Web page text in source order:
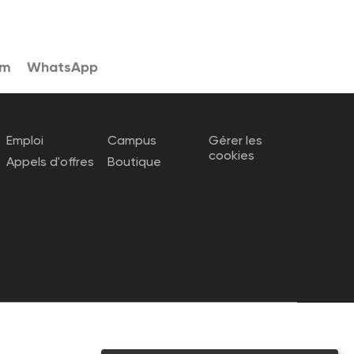
WhatsApp
Emploi
Appels d'offres
Campus
Boutique
Gérer les
cookies